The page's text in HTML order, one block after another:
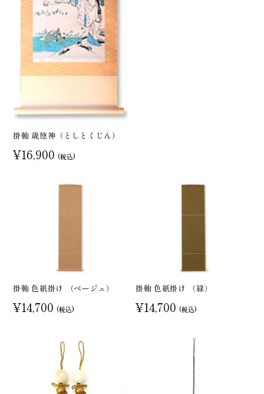
掛軸 歳徳神（としとくじん）
¥16,900 (税込)
掛軸 色紙掛け （ベージュ）
¥14,700 (税込)
掛軸 色紙掛け （緑）
¥14,700 (税込)